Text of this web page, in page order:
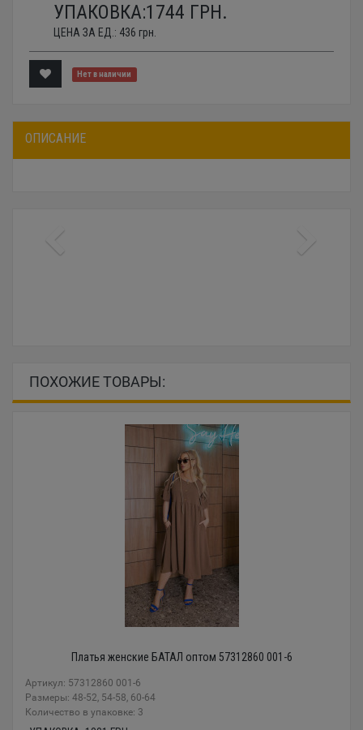
УПАКОВКА:1744 ГРН.
ЦЕНА ЗА ЕД.: 436 грн.
Нет в наличии
ОПИСАНИЕ
ПОХОЖИЕ ТОВАРЫ:
Платья женские БАТАЛ оптом 57312860 001-6
Артикул: 57312860 001-6
Размеры: 48-52, 54-58, 60-64
Количество в упаковке: 3